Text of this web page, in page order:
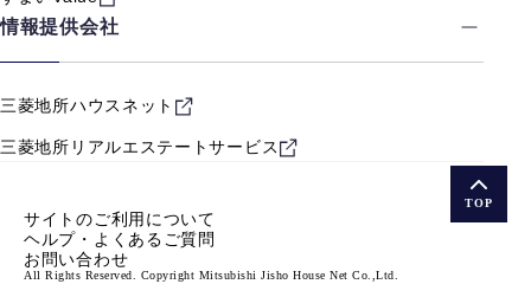
情報提供会社
三菱地所ハウスネット
三菱地所リアルエステートサービス
サイトのご利用について
ヘルプ・よくあるご質問
お問い合わせ
All Rights Reserved. Copyright Mitsubishi Jisho House Net Co.,Ltd.
TOP